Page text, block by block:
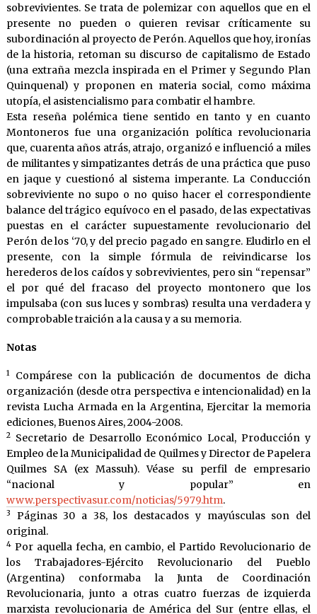
sobrevivientes. Se trata de polemizar con aquellos que en el
presente no pueden o quieren revisar críticamente su
subordinación al proyecto de Perón. Aquellos que hoy, ironías
de la historia, retoman su discurso de capitalismo de Estado
(una extraña mezcla inspirada en el Primer y Segundo Plan
Quinquenal) y proponen en materia social, como máxima
utopía, el asistencialismo para combatir el hambre.
Esta reseña polémica tiene sentido en tanto y en cuanto
Montoneros fue una organización política revolucionaria
que, cuarenta años atrás, atrajo, organizó e influenció a miles
de militantes y simpatizantes detrás de una práctica que puso
en jaque y cuestionó al sistema imperante. La Conducción
sobreviviente no supo o no quiso hacer el correspondiente
balance del trágico equívoco en el pasado, de las expectativas
puestas en el carácter supuestamente revolucionario del
Perón de los ‘70, y del precio pagado en sangre. Eludirlo en el
presente, con la simple fórmula de reivindicarse los
herederos de los caídos y sobrevivientes, pero sin “repensar”
el por qué del fracaso del proyecto montonero que los
impulsaba (con sus luces y sombras) resulta una verdadera y
comprobable traición a la causa y a su memoria.
Notas
1Compárese con la publicación de documentos de dicha
organización (desde otra perspectiva e intencionalidad) en la
revista Lucha Armada en la Argentina, Ejercitar la memoria
ediciones, Buenos Aires, 2004-2008.
2Secretario de Desarrollo Económico Local, Producción y
Empleo de la Municipalidad de Quilmes y Director de Papelera
Quilmes SA (ex Massuh). Véase su perfil de empresario
“nacional y popular” en
www.perspectivasur.com/noticias/5979.htm.
3
Páginas 30 a 38, los destacados y mayúsculas son del
original.
4Por aquella fecha, en cambio, el Partido Revolucionario de
los Trabajadores-Ejército Revolucionario del Pueblo
(Argentina) conformaba la Junta de Coordinación
Revolucionaria, junto a otras cuatro fuerzas de izquierda
marxista revolucionaria de América del Sur (entre ellas, el